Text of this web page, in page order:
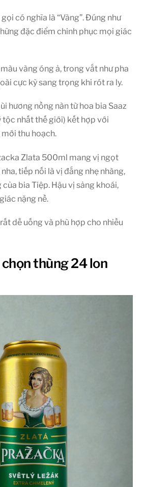
có nghĩa là “Vàng”. Đúng như
đặc điểm chinh phục mọi giác
vàng óng ả, trong vắt như pha
cực kỳ sang trọng khi rót ra ly.
hương nồng nàn từ hoa bia Saaz
tộc nhất thế giới) kết hợp với
thu hoạch.
Zlata 500ml mang vị ngọt
tiếp nối là vị đắng nhẹ nhàng,
bia Tiệp. Hậu vị sảng khoái,
nặng nề.
dễ uống và phù hợp cho nhiều
thùng 24 lon